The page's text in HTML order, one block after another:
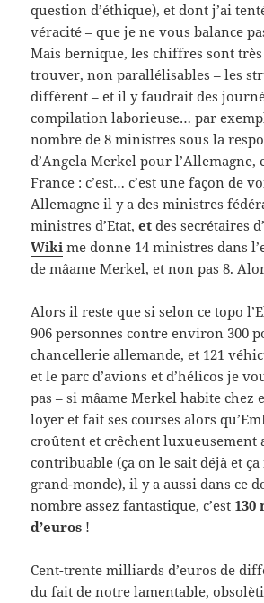
question d’éthique), et dont j’ai
véracité – que je ne vous balance
Mais bernique, les chiffres sont
trouver, non parallélisables – les
diffèrent – et il y faudrait des
compilation laborieuse… par
nombre de 8 ministres sous la
d’Angela Merkel pour l’Allemagne,
France : c’est… c’est une façon de
Allemagne il y a des ministres
ministres d’Etat,et des secrétaires
Wiki me donne 14 ministres dans
de mâame Merkel, et non pas 8.
Alors il reste que si selon ce topo
906 personnes contre environ 300
chancellerie allemande, et 121
et le parc d’avions et d’hélicos je
pas – si mâame Merkel habite chez
loyer et fait ses courses alors
croûtent et crêchent luxueusement
contribuable (ça on le sait déjà et ça
grand-monde), il y a aussi dans ce
nombre assez fantastique, c’est130
d’euros !
Cent-trente milliards d’euros de
du fait de notre lamentable,